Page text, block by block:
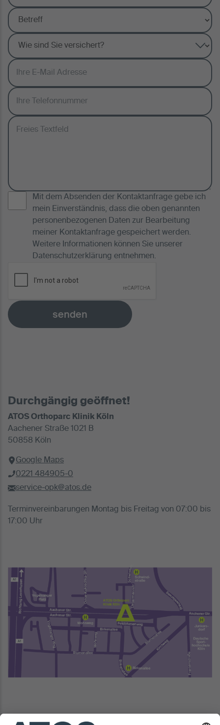
Mit dem Absenden der Kontaktanfrage gebe ich
mein Einverständnis, dass die oben genannten
personenbezogenen Daten zur Bearbeitung
meiner Kontaktanfrage gespeichert werden.
Weitere Informationen können Sie unserer
Datenschutzerklärung entnehmen.
senden
Durchgängig geöffnet!
ATOS Orthoparc Klinik Köln
Aachener Straße 1021 B
50858 Köln
Google Maps
0221 484905-0
service-opk@atos.de
Terminvereinbarungen Montag bis Freitag von 07:00 bis
17:00 Uhr